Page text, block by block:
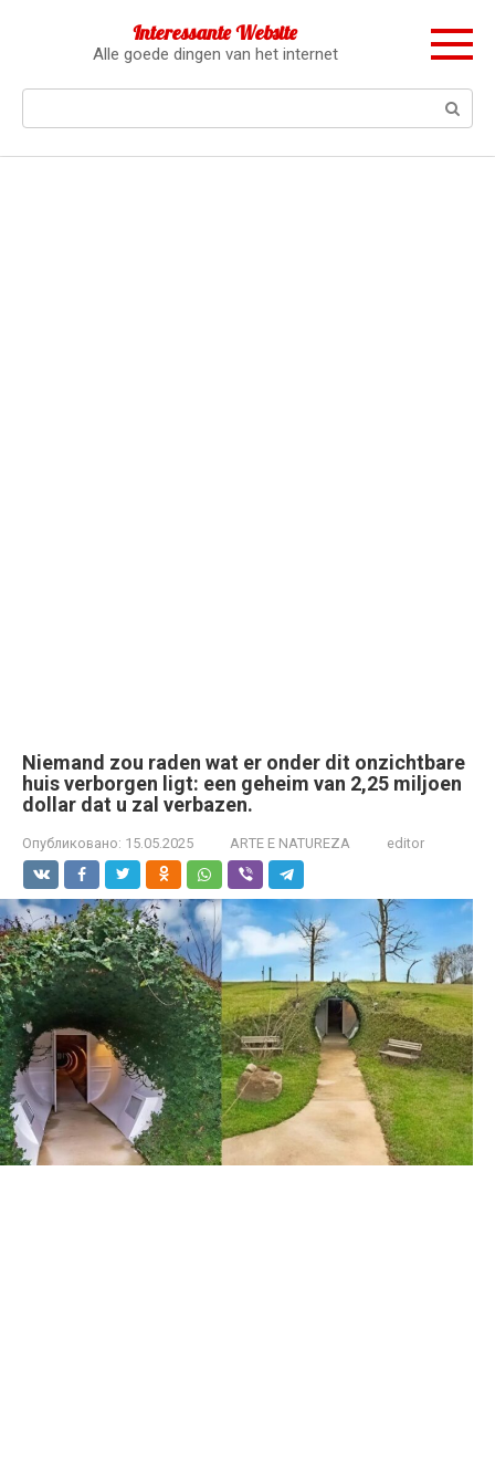
Interessante Website
Alle goede dingen van het internet
Niemand zou raden wat er onder dit onzichtbare
huis verborgen ligt: een geheim van 2,25 miljoen
dollar dat u zal verbazen.
Опубликовано: 15.05.2025 ARTE E NATUREZA editor